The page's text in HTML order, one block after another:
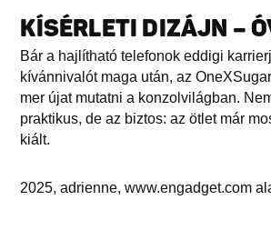
KÍSÉRLETI DIZÁJN –
Bár a hajlítható telefonok eddigi
kívánnivalót maga után, az
mer újat mutatni a konzolvilágban.
praktikus, de az biztos: az ötlet már
kiált.
2025, adrienne, www.engadget.com